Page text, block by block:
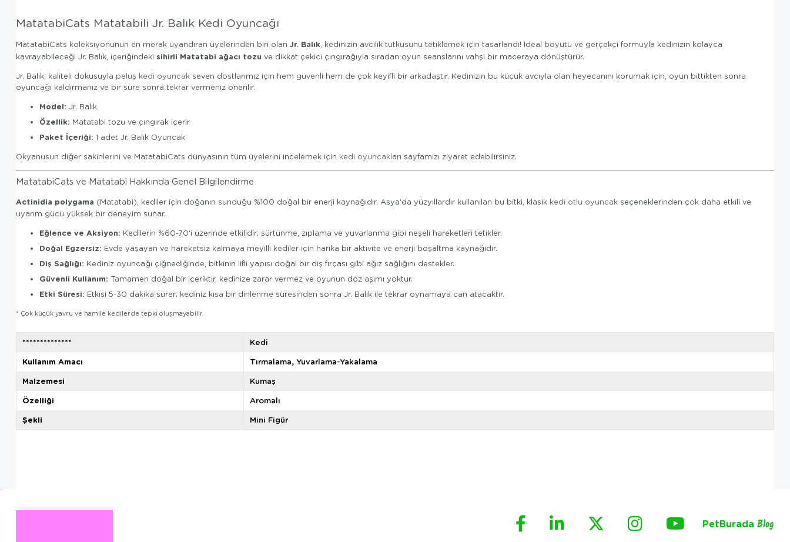
MatatabiCats Matatabili Jr. Balık Kedi Oyuncağı
MatatabiCats koleksiyonunun en merak uyandıran üyelerinden biri olan Jr. Balık, kedinizin avcılık tutkusunu tetiklemek için tasarlandı! İdeal boyutu ve gerçekçi formuyla kedinizin kolayca
kavrayabileceği Jr. Balık, içeriğindeki sihirli Matatabi ağacı tozu ve dikkat çekici çıngırağıyla sıradan oyun seanslarını vahşi bir maceraya dönüştürür.
Jr. Balık, kaliteli dokusuyla peluş kedi oyuncak seven dostlarımız için hem güvenli hem de çok keyifli bir arkadaştır. Kedinizin bu küçük avcıyla olan heyecanını korumak için, oyun bittikten sonra
oyuncağı kaldırmanız ve bir süre sonra tekrar vermeniz önerilir.
Model: Jr. Balık
Özellik: Matatabi tozu ve çıngırak içerir
Paket İçeriği: 1 adet Jr. Balık Oyuncak
Okyanusun diğer sakinlerini ve MatatabiCats dünyasının tüm üyelerini incelemek için kedi oyuncakları sayfamızı ziyaret edebilirsiniz.
MatatabiCats ve Matatabi Hakkında Genel Bilgilendirme
Actinidia polygama (Matatabi), kediler için doğanın sunduğu %100 doğal bir enerji kaynağıdır. Asya'da yüzyıllardır kullanılan bu bitki, klasik kedi otlu oyuncak seçeneklerinden çok daha etkili ve
uyarım gücü yüksek bir deneyim sunar.
Eğlence ve Aksiyon: Kedilerin %60-70'i üzerinde etkilidir; sürtünme, zıplama ve yuvarlanma gibi neşeli hareketleri tetikler.
Doğal Egzersiz: Evde yaşayan ve hareketsiz kalmaya meyilli kediler için harika bir aktivite ve enerji boşaltma kaynağıdır.
Diş Sağlığı: Kediniz oyuncağı çiğnediğinde, bitkinin lifli yapısı doğal bir diş fırçası gibi ağız sağlığını destekler.
Güvenli Kullanım: Tamamen doğal bir içeriktir, kedinize zarar vermez ve oyunun doz aşımı yoktur.
Etki Süresi: Etkisi 5-30 dakika sürer; kediniz kısa bir dinlenme süresinden sonra Jr. Balık ile tekrar oynamaya can atacaktır.
* Çok küçük yavru ve hamile kedilerde tepki oluşmayabilir.
**************
Kedi
Kullanım Amacı
Tırmalama Yuvarlama-Yakalama
Malzemesi
Kumaş
Özelliği
Aromalı
Şekli
Mini Figür
PetBurada Blog